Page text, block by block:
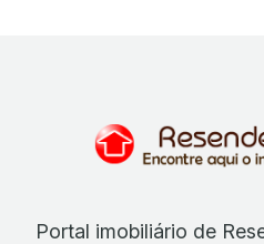
Portal imobiliário de